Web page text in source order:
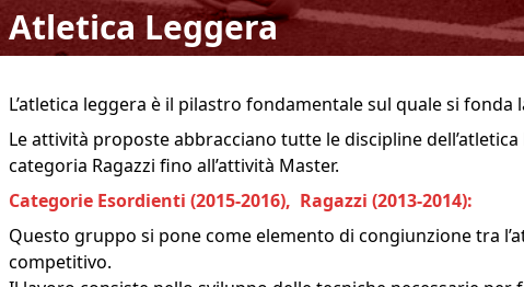
Atletica Leggera
L’atletica leggera è il pilastro fondamentale sul quale si fonda
Le attività proposte abbracciano tutte le discipline
categoria Ragazzi fino all’attività Master.
Categorie Esordienti (2015-2016), Ragazzi (2013-2014):
Questo gruppo si pone come elemento di congiunzione tra
competitivo.